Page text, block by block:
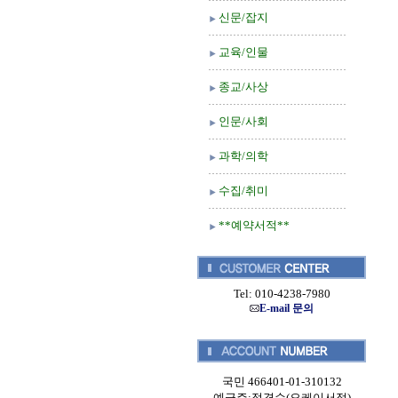
신문/잡지
교육/인물
종교/사상
인문/사회
과학/의학
수집/취미
**예약서적**
Tel: 010-4238-7980
E-mail 문의
국민 466401-01-310132